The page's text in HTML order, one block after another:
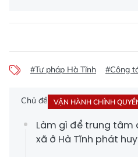
#Tư pháp Hà Tĩnh #Công
Chủ đề VẬN HÀNH CHÍNH
Làm gì để trung tâm
xã ở Hà Tĩnh phát